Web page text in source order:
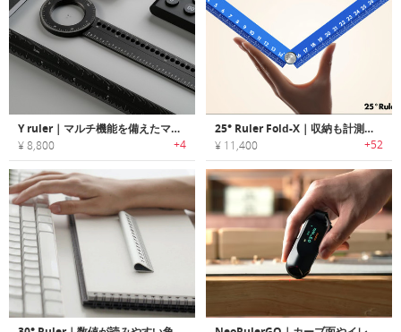
Y ruler｜マルチ機能を備えたマグネット定規
¥ 8,800 +4
25° Ruler Fold-X｜収納も計測もスマートに！分度器になる多機能定規
¥ 11,400 +52